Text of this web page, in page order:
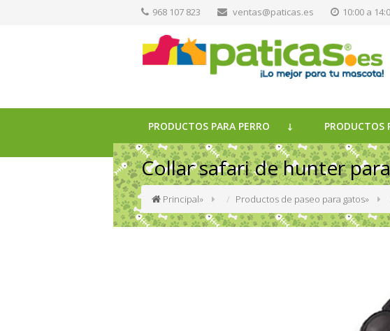
968 107 823 ventas@paticas.es 10:00 a
PRODUCTOS PARA PERRO PRODUCTOS
Collar safari de hunter
Principal» Productos de paseo para gatos»